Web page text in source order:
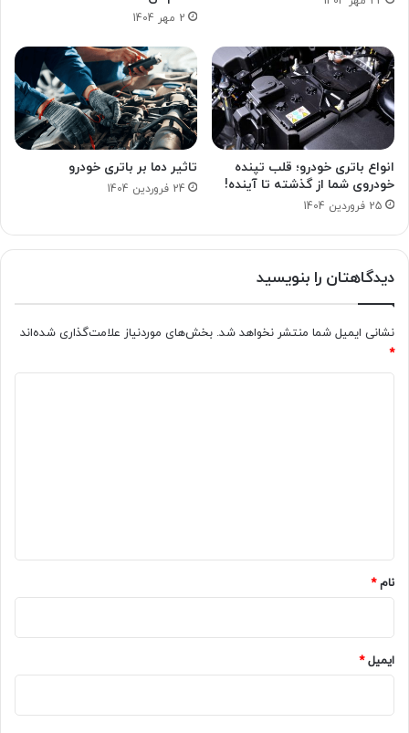
2 مهر 1404
انواع باتری خودرو؛ قلب تپنده
خودروی شما از گذشته تا آینده!
25 فروردین 1404
تاثیر دما بر باتری خودرو
24 فروردین 1404
دیدگاهتان را بنویسید
نشانی ایمیل شما منتشر نخواهد شد. بخش‌های موردنیاز علامت‌گذاری شده‌اند
*
نام*
ایمیل*